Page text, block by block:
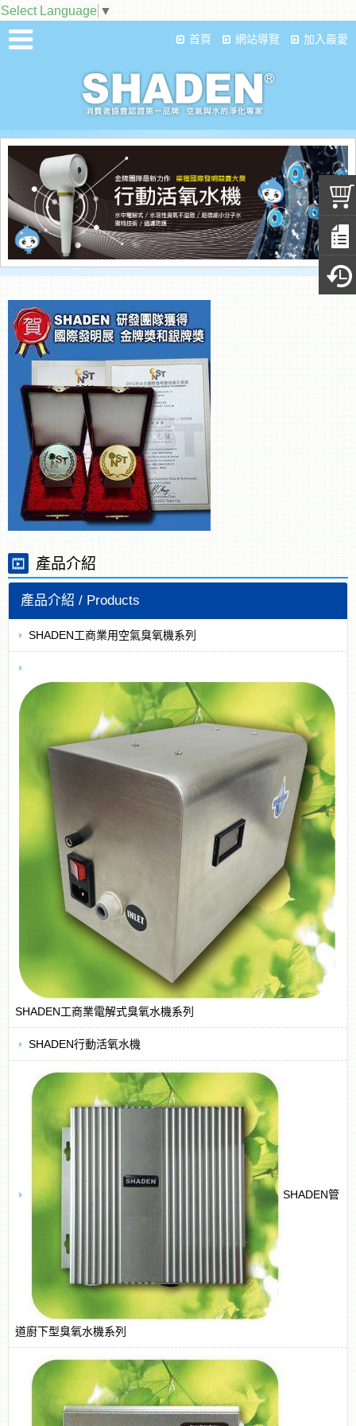
Select Language ▼
首頁 網站導覽 加入最愛
產品介紹
SHADEN工商業用空氣臭氧機系列
SHADEN工商業電解式臭氧水機系列
SHADEN行動活氧水機
SHADEN管
道廚下型臭氧水機系列